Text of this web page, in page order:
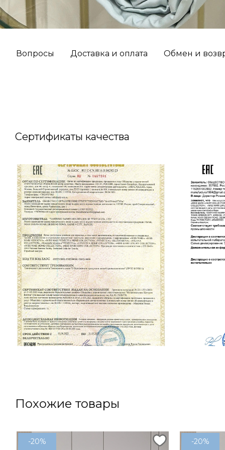
Вопросы Доставка и оплата Обмен и
Сертификаты качества
Похожие товары
-20% -20%